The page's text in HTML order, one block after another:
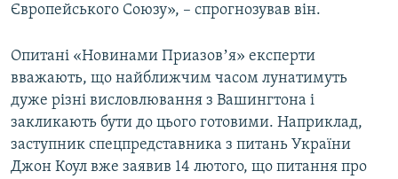
Європейського Союзу», – спрогнозував він.
Опитані «Новинами Приазовʼя» експерти
вважають, що найближчим часом лунатимуть
дуже різні висловлювання з Вашингтона і
закликають бути до цього готовими. Наприклад,
заступник спецпредставника з питань України
Джон Коул вже заявив 14 лютого, що питання про